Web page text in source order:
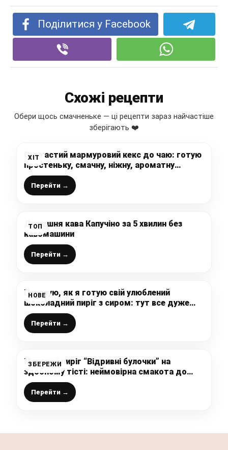
Поділитися у Facebook
Схожі рецепти
Обери щось смачненьке — ці рецепти зараз найчастіше
зберігають ❤️
ХІТ
Смугастий мармуровий кекс до чаю: готую
простеньку, смачну, ніжну, ароматну
випічку, яка завжди і у всіх вдається
Перейти →
ТОП
Домашня кава Капучіно за 5 хвилин без
кавомашини
Перейти →
НОВЕ
Показую, як я готую свій улюблений
шоколадний пиріг з сиром: тут все дуже
просто, без замісу тіста і з ніжнішою
начинкою
Перейти →
ЗБЕРЕЖИ
Маковий пиріг “Відривні булочки” на
здобному тісті: неймовірна смакота до
чаю, яку оцінять всі любителі макової
випічки
Перейти →